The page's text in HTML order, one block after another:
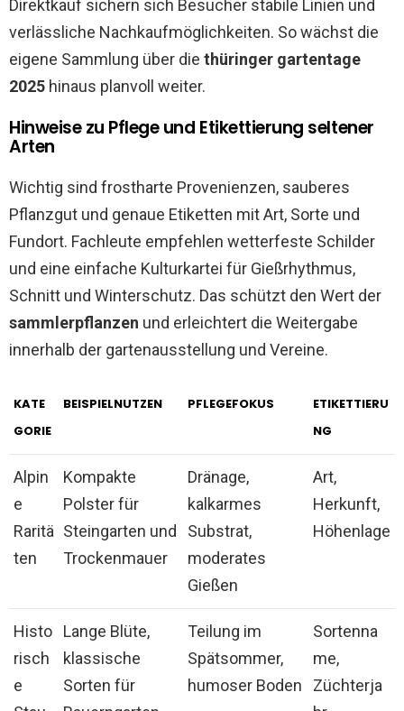
Direktkauf sichern sich Besucher stabile Linien und
verlässliche Nachkaufmöglichkeiten. So wächst die
eigene Sammlung über die thüringer gartentage
2025 hinaus planvoll weiter.
Hinweise zu Pflege und Etikettierung seltener
Arten
Wichtig sind frostharte Provenienzen, sauberes
Pflanzgut und genaue Etiketten mit Art, Sorte und
Fundort. Fachleute empfehlen wetterfeste Schilder
und eine einfache Kulturkartei für Gießrhythmus,
Schnitt und Winterschutz. Das schützt den Wert der
sammlerpflanzen und erleichtert die Weitergabe
innerhalb der gartenausstellung und Vereine.
KATE
GORIE
BEISPIELNUTZEN PFLEGEFOKUS
ETIKETTIERU
NG
Alpin
e
Raritä
ten
Kompakte
Polster für
Steingarten und
Trockenmauer
Dränage,
kalkarmes
Substrat,
moderates
Gießen
Art,
Herkunft,
Höhenlage
Histo
risch
e
Lange Blüte,
klassische
Sorten für
Teilung im
Spätsommer,
humoser Boden
Sortenna
me,
Züchterja